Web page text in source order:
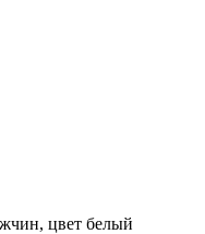
цвет белый